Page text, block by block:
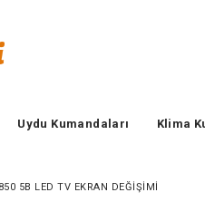
Uydu Kumandaları Klima
5B LED TV EKRAN DEĞIŞIMI